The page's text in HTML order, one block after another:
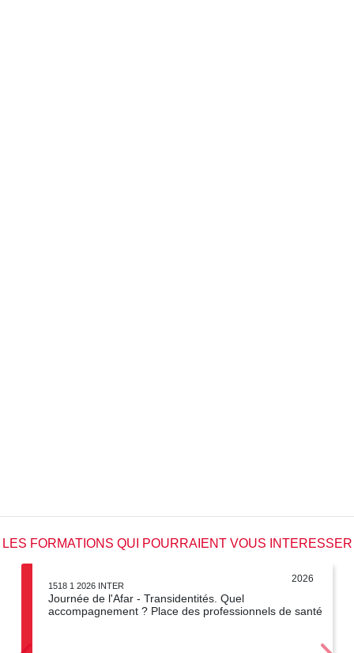
LES FORMATIONS QUI POURRAIENT VOUS INTERESSER
2026
1518 1 2026 INTER
Journée de l'Afar - Transidentités. Quel
accompagnement ? Place des professionnels de santé